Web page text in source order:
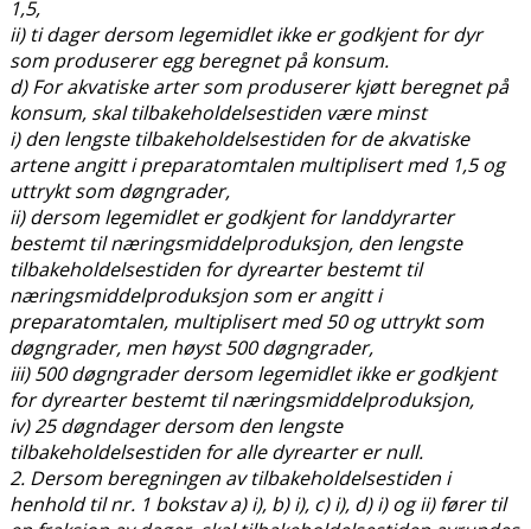
1,5,
ii) ti dager dersom legemidlet ikke er godkjent for dyr
som produserer egg beregnet på konsum.
d) For akvatiske arter som produserer kjøtt beregnet på
konsum, skal tilbakeholdelsestiden være minst
i) den lengste tilbakeholdelsestiden for de akvatiske
artene angitt i preparatomtalen multiplisert med 1,5 og
uttrykt som døgngrader,
ii) dersom legemidlet er godkjent for landdyrarter
bestemt til næringsmiddelproduksjon, den lengste
tilbakeholdelsestiden for dyrearter bestemt til
næringsmiddelproduksjon som er angitt i
preparatomtalen, multiplisert med 50 og uttrykt som
døgngrader, men høyst 500 døgngrader,
iii) 500 døgngrader dersom legemidlet ikke er godkjent
for dyrearter bestemt til næringsmiddelproduksjon,
iv) 25 døgndager dersom den lengste
tilbakeholdelsestiden for alle dyrearter er null.
2. Dersom beregningen av tilbakeholdelsestiden i
henhold til nr. 1 bokstav a) i), b) i), c) i), d) i) og ii) fører til